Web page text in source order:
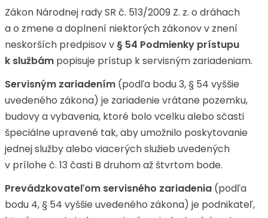
Zákon Národnej rady SR č. 513/2009 Z. z. o dráhach
a o zmene a doplnení niektorých zákonov v znení
neskorších predpisov v § 54 Podmienky prístupu
k službám popisuje prístup k servisným zariadeniam.
Servisným zariadením (podľa bodu 3, § 54 vyššie
uvedeného zákona) je zariadenie vrátane pozemku,
budovy a vybavenia, ktoré bolo vcelku alebo sčasti
špeciálne upravené tak, aby umožnilo poskytovanie
jednej služby alebo viacerých služieb uvedených
v prílohe č. 13 časti B druhom až štvrtom bode.
Prevádzkovateľom servisného zariadenia (podľa
bodu 4, § 54 vyššie uvedeného zákona) je podnikateľ,